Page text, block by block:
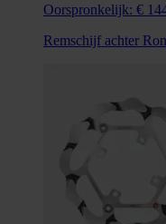
Oorspronkelijk: €
Remschijf achter